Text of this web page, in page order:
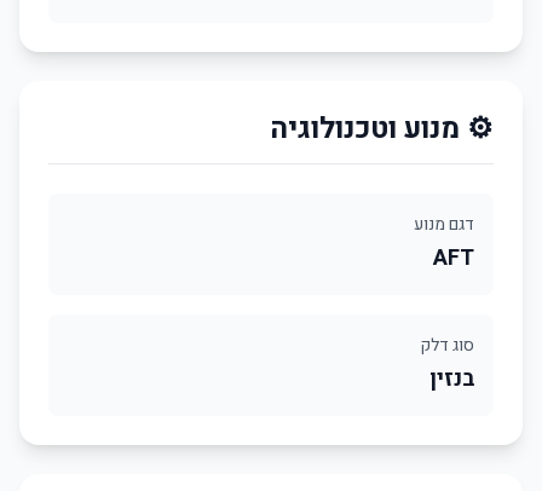
⚙️ מנוע וטכנולוגיה
דגם מנוע
AFT
סוג דלק
בנזין